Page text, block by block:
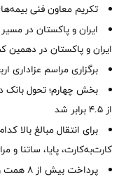
تکریم معاون فنی
ایران و پاکستان در
ایران و پاکستان در دهمین
برگزاری مراسم عزاداری
بخش چهارم؛ تحول بانک
از ۴.۵ برابر شد
برای انتقال مبالغ بالا
کارت‌به‌کارت، پایا، ساتنا و